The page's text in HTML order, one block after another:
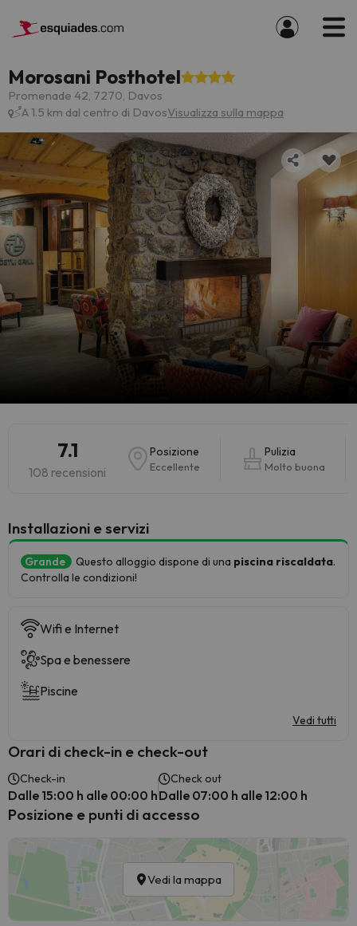
Morosani Posthotel
Promenade 42, 7270, Davos
A 1.5 km dal centro di DavosVisualizza sulla mappa
7.1
108 recensioni
Posizione
Eccellente
Pulizia
Molto buona
Installazioni e servizi
Grande Questo alloggio dispone di una piscina riscaldata.
Controlla le condizioni!
Wifi e Internet
Spa e benessere
Piscine
Vedi tutti
Orari di check-in e check-out
Check-in
Dalle 15:00 h alle 00:00 h
Check out
Dalle 07:00 h alle 12:00 h
Posizione e punti di accesso
Vedi la mappa